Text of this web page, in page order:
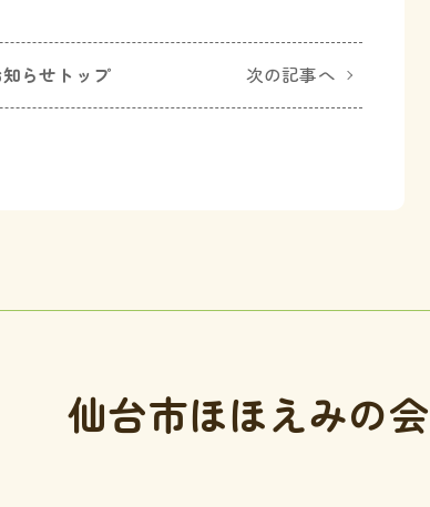
知らせトップ 次の記事へ
仙台市ほほえみの会